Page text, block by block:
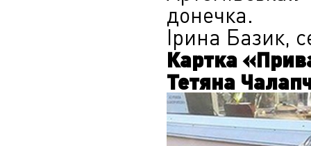
донечка.
Ірина Базик,
Картка
Тетяна